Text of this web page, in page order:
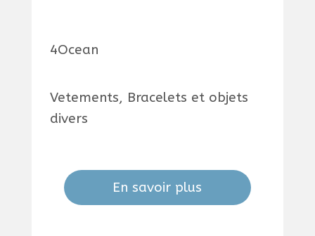
4Ocean
Vetements, Bracelets et objets
divers
En savoir plus